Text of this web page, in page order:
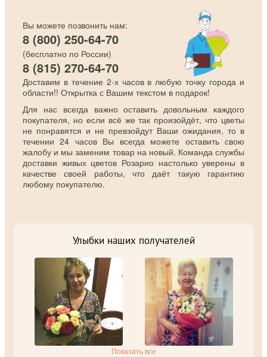
Вы можете позвонить нам:
8 (800) 250-64-70
(бесплатно по России)
8 (815) 270-64-70
Доставим в течение 2-х часов в любую точку города и
области!! Открытка с Вашим текстом в подарок!
Для нас всегда важно оставить довольным каждого
покупателя, но если всё же так произойдёт, что цветы
не понравятся и не превзойдут Ваши ожидания, то в
течении 24 часов Вы всегда можете оставить свою
жалобу и мы заменим товар на новый. Команда службы
доставки живых цветов Розарио настолько уверены в
качестве своей работы, что даёт такую гарантию
любому покупателю.
Улыбки наших получателей
Показать все